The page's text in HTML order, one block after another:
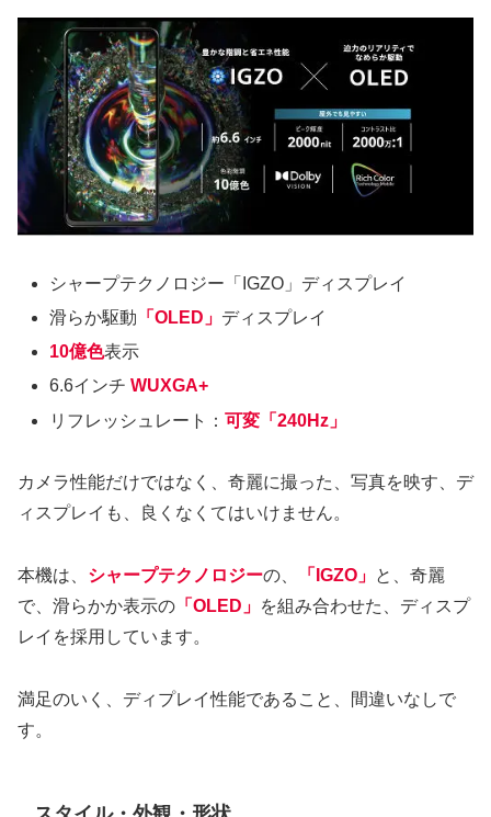
シャープテクノロジー「IGZO」ディスプレイ
滑らか駆動 「OLED」 ディスプレイ
10億色表示
6.6インチWUXGA+
リフレッシュレート：可変「240Hz」
カメラ性能だけではなく、奇麗に撮った、写真を映す、デ
ィスプレイも、良くなくてはいけません。
本機は、 シャープテクノロジーの、 「IGZO」 と、奇麗
で、滑らかか表示の 「OLED」 を組み合わせた、ディスプ
レイを採用しています。
満足のいく、ディプレイ性能であること、間違いなしで
す。